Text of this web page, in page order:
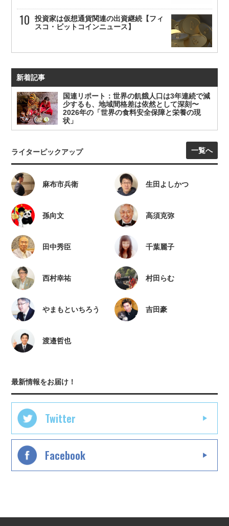
投資家は仮想通貨関連の出資継続【フィ
スコ・ビットコインニュース】
新着記事
国連リポート：世界の飢餓人口は3年連続で減
少するも、地域間格差は依然として深刻〜
2026年の「世界の食料安全保障と栄養の現
状」
ライターピックアップ 一覧へ
麻布市兵衛 生田よしかつ
孫向文 高須克弥
田中秀臣 千葉麗子
西村幸祐 村田らむ
やまもといちろう 吉田豪
渡邉哲也
最新情報をお届け！
Twitter
Facebook